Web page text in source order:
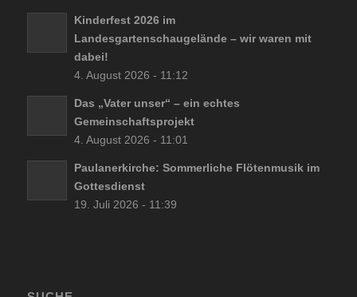
Kinderfest 2026 im
Landesgartenschaugelände – wir waren mit
dabei!
4. August 2026 - 11:12
Das „Vater unser“ – ein echtes
Gemeinschaftsprojekt
4. August 2026 - 11:01
Paulanerkirche: Sommerliche Flötenmusik im
Gottesdienst
19. Juli 2026 - 11:39